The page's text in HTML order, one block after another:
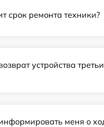
срок ремонта техники?
устройства
меня о